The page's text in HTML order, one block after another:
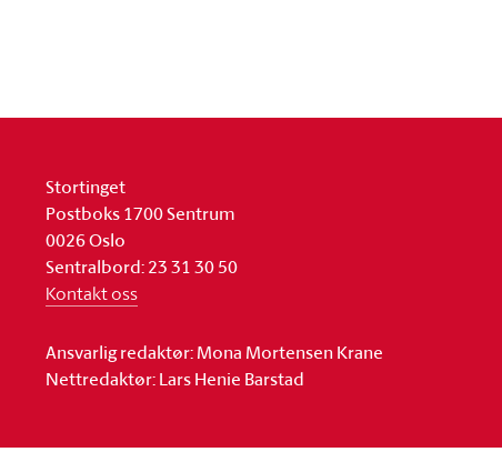
Stortinget
Postboks 1700 Sentrum
0026 Oslo
Sentralbord: 23 31 30 50
Kontakt oss
Ansvarlig redaktør: Mona Mortensen Krane
Nettredaktør: Lars Henie Barstad